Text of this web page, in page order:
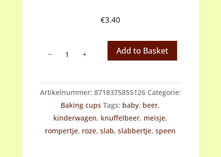
€3.40
roze
aantal
Add to Basket
Artikelnummer: 8718375855126 Categorie:
Baking cups Tags: baby, beer,
kinderwagen, knuffelbeer, meisje,
rompertje, roze,slab,slabbertje,speen